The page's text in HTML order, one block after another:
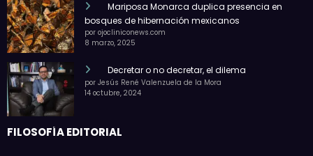
Mariposa Monarca duplica presencia en
bosques de hibernación mexicanos
por ojocliniconews.com
8 marzo, 2025
Decretar o no decretar, el dilema
por Jesús René Valenzuela de la Mora
14 octubre, 2024
FILOSOFÍA EDITORIAL